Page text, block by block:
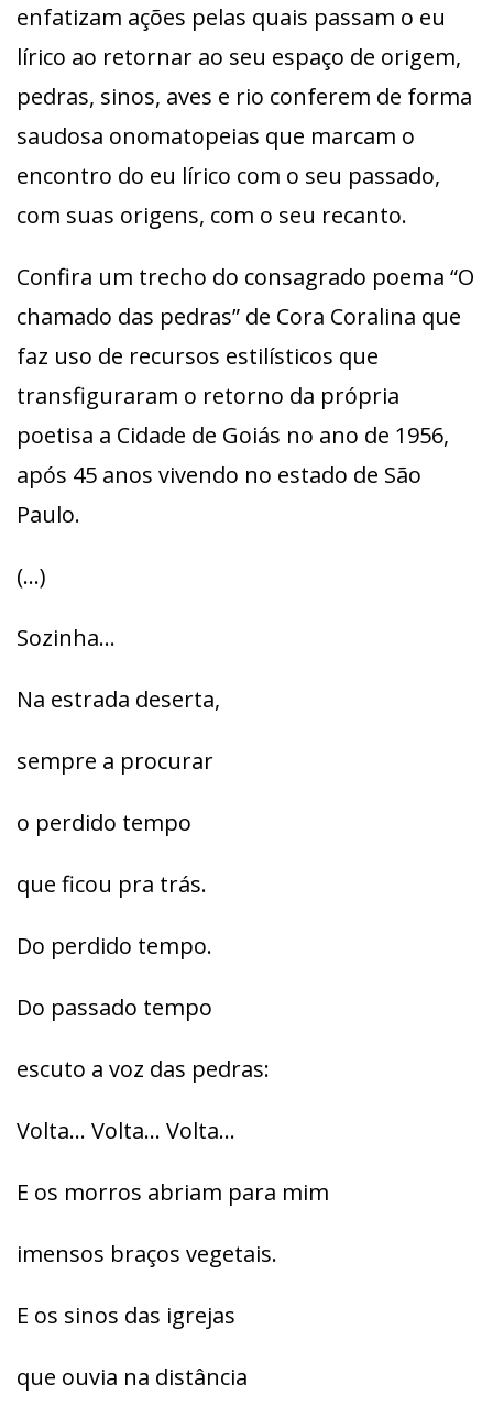
enfatizam ações pelas quais passam o eu
lírico ao retornar ao seu espaço de origem,
pedras, sinos, aves e rio conferem de forma
saudosa onomatopeias que marcam o
encontro do eu lírico com o seu passado,
com suas origens, com o seu recanto.
Confira um trecho do consagrado poema “O
chamado das pedras” de Cora Coralina que
faz uso de recursos estilísticos que
transfiguraram o retorno da própria
poetisa a Cidade de Goiás no ano de 1956,
após 45 anos vivendo no estado de São
Paulo.
(…)
Sozinha…
Na estrada deserta,
sempre a procurar
o perdido tempo
que ficou pra trás.
Do perdido tempo.
Do passado tempo
escuto a voz das pedras:
Volta… Volta… Volta…
E os morros abriam para mim
imensos braços vegetais.
E os sinos das igrejas
que ouvia na distância